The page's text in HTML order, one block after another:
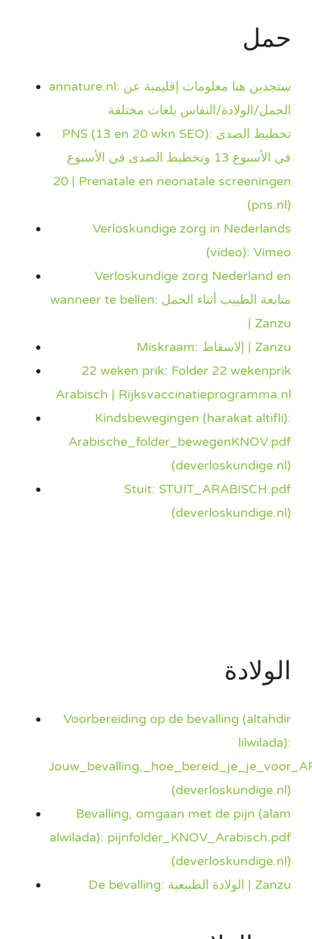
حمل
annature.nl: ستجدين هنا معلومات إقليمية عن
الحمل/الولادة/النفاس بلغات مختلفة
PNS (13 en 20 wkn SEO): تخطيط الصدى
في الأسبوع 13 وتخطيط الصدى في الأسبوع
20 | Prenatale en neonatale screeningen
(pns.nl)
Verloskundige zorg in Nederlands
(video): Vimeo
Verloskundige zorg Nederland en
wanneer te bellen: متابعة الطبيب أثناء الحمل
| Zanzu
Miskraam: إلاسقاط | Zanzu
22 weken prik: Folder 22 wekenprik
Arabisch | Rijksvaccinatieprogramma.nl
Kindsbewegingen (harakat altifli):
Arabische_folder_bewegenKNOV.pdf
(deverloskundige.nl)
Stuit: STUIT_ARABISCH.pdf
(deverloskundige.nl)
الولادة
Voorbereiding op de bevalling (altahdir
lilwilada):
(deverloskundige.nl)
Bevalling, omgaan met de pijn (alam
alwilada): pijnfolder_KNOV_Arabisch.pdf
(deverloskundige.nl)
De bevalling: الولادة الطبيعية | Zanzu